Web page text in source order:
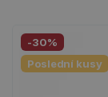
-30%
Poslední kusy